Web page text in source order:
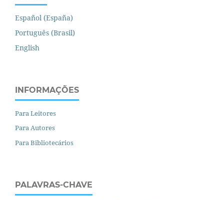
Español (España)
Português (Brasil)
English
INFORMAÇÕES
Para Leitores
Para Autores
Para Bibliotecários
PALAVRAS-CHAVE